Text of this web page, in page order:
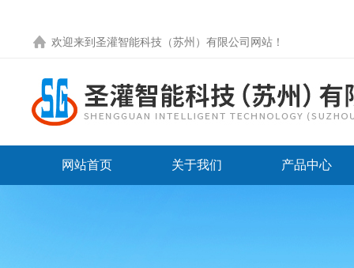
欢迎来到圣灌智能科技（苏州）有限公司网站！
网站首页 关于我们 产品中心